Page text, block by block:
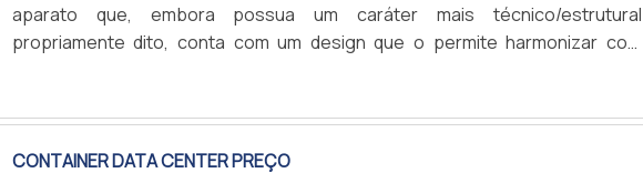
aparato que, embora possua um caráter mais técnico/estrutural
propriamente dito, conta com um design que o permite harmonizar com
passarem despercebidas nos locais (comerciais ou laboratoriais, neste
caso) que contam com sua.
CONTAINER DATA CENTER PREÇO